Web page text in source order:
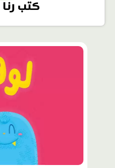
كتب رنا
محتوى